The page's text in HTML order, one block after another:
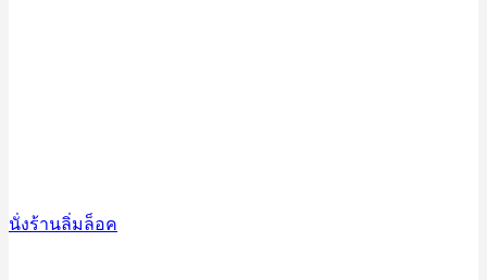
นั่งร้านลิ่มล็อค